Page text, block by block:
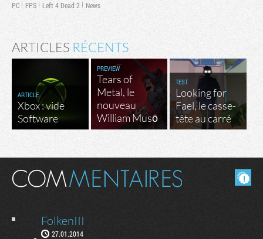
PC FPS Left 4 Dead 2 News
ARTICLES RÉCENTS
ARTICLE
Xbox : vide
Software
PREVIEW
Tears of
Metal, le
nouveau
William Musō
TEST
Looking for
Fael, le casse-
tête au carré
Masquer les commentaires lus.
FolkenIII
27.01.2014